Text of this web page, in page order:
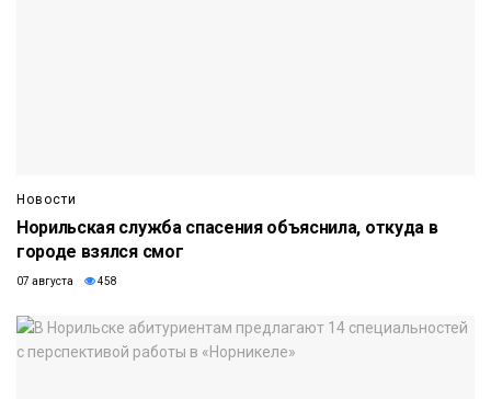
Новости
Норильская служба спасения объяснила, откуда в
городе взялся смог
07 августа 458